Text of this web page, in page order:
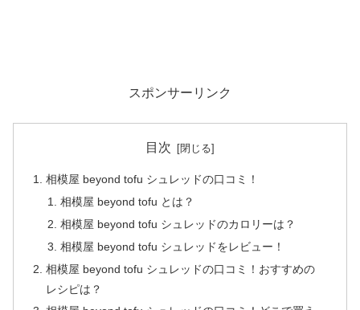
スポンサーリンク
目次
相模屋 beyond tofu シュレッドの口コミ！
相模屋 beyond tofu とは？
相模屋 beyond tofu シュレッドのカロリーは？
相模屋 beyond tofu シュレッドをレビュー！
相模屋 beyond tofu シュレッドの口コミ！おすすめの
レシピは？